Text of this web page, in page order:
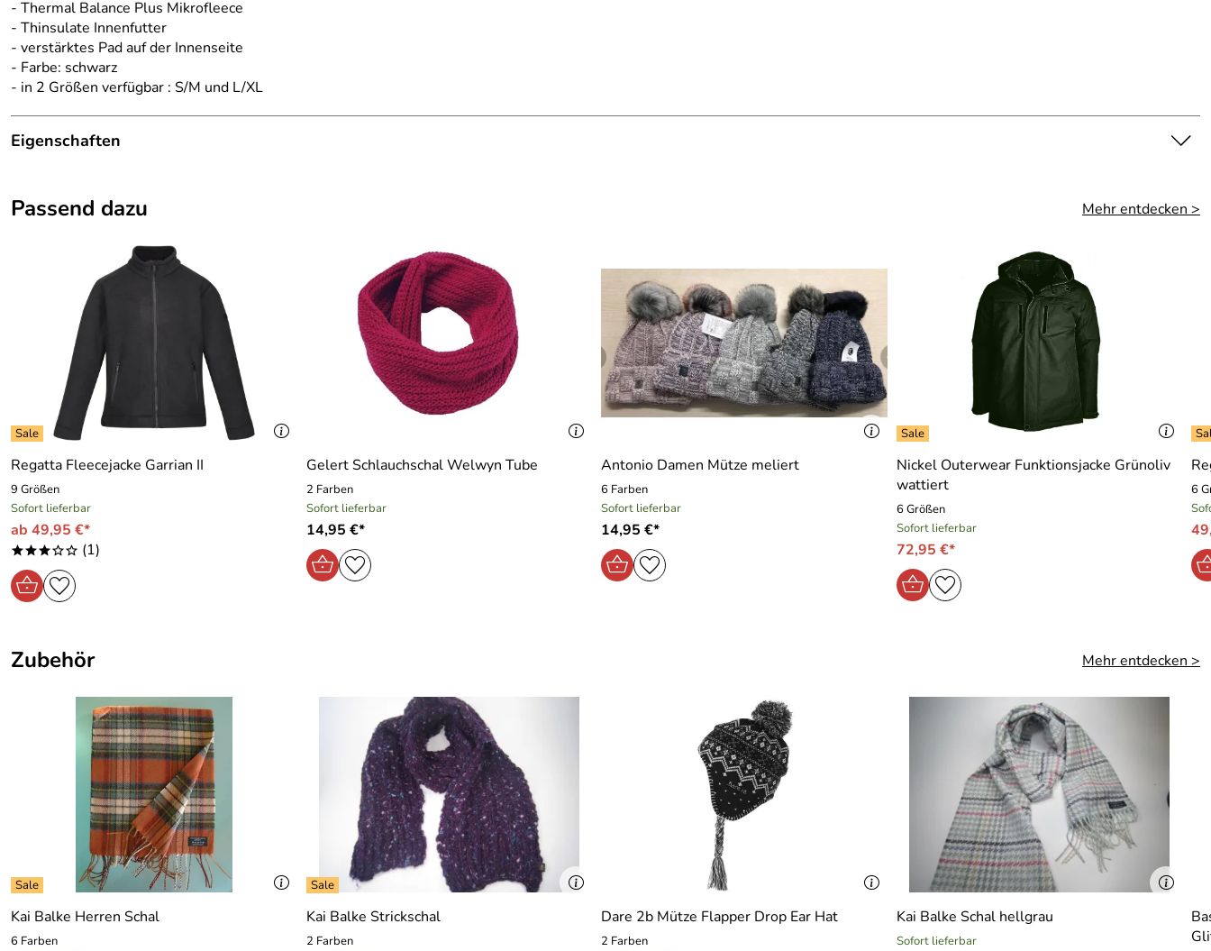
- Thermal Balance Plus Mikrofleece
- Thinsulate Innenfutter
- verstärktes Pad auf der Innenseite
- Farbe: schwarz
- in 2 Größen verfügbar : S/M und L/XL
Eigenschaften
Einsatzbereich:
schwarz
Geschlecht:
Unisex
Kategorie:
Handschuhe
Marke:
Regatta
Passend dazu Mehr entdecken >
Regatta Fleecejacke Garrian II
9 Größen
Sofort lieferbar
ab 49,95 €*
***oo (1)
Gelert Schlauchschal Welwyn Tube
2 Farben
Sofort lieferbar
14,95 €*
Antonio Damen Mütze meliert
6 Farben
Sofort lieferbar
14,95 €*
Nickel Outerwear Funktionsjacke Grünoliv
wattiert
6 Größen
Sofort lieferbar
72,95 €*
6
Zubehör Mehr entdecken >
Kai Balke Herren Schal
6 Farben
Kai Balke Strickschal
2 Farben
Dare 2b Mütze Flapper Drop Ear Hat
2 Farben
Kai Balke Schal hellgrau
Sofort lieferbar